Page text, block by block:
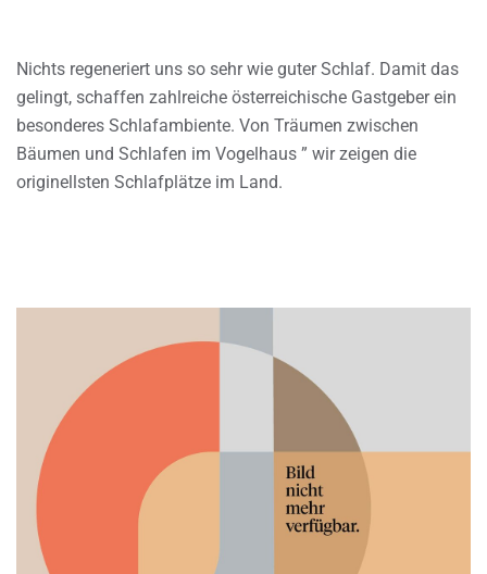
Nichts regeneriert uns so sehr wie guter Schlaf. Damit das
gelingt, schaffen zahlreiche österreichische Gastgeber ein
besonderes Schlafambiente. Von Träumen zwischen
Bäumen und Schlafen im Vogelhaus ” wir zeigen die
originellsten Schlafplätze im Land.